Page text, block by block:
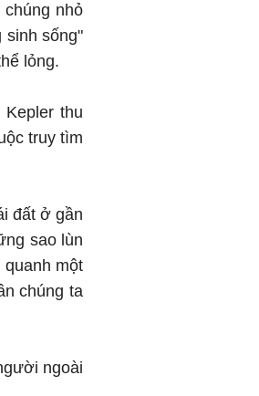
nhỏ
sinh sống"
lỏng.
thu
truy tìm
đất ở gần
sao lùn
một
chúng ta
ngoài